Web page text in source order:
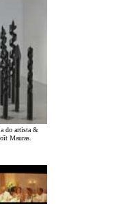
do artista &
Mauras.